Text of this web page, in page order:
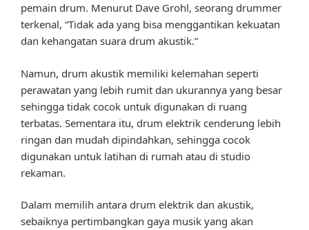
pemain drum. Menurut Dave Grohl, seorang drummer
terkenal, “Tidak ada yang bisa menggantikan kekuatan
dan kehangatan suara drum akustik.”
Namun, drum akustik memiliki kelemahan seperti
perawatan yang lebih rumit dan ukurannya yang besar
sehingga tidak cocok untuk digunakan di ruang
terbatas. Sementara itu, drum elektrik cenderung lebih
ringan dan mudah dipindahkan, sehingga cocok
digunakan untuk latihan di rumah atau di studio
rekaman.
Dalam memilih antara drum elektrik dan akustik,
sebaiknya pertimbangkan gaya musik yang akan